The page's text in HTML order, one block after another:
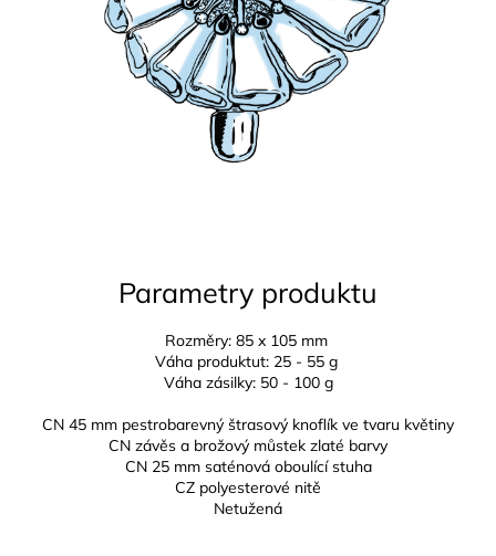
Parametry produktu
Rozměry: 85 x 105 mm
Váha produktut: 25 - 55 g
Váha zásilky: 50 - 100 g
CN 45 mm pestrobarevný štrasový knoflík ve tvaru květiny
CN závěs a brožový můstek zlaté barvy
CN 25 mm saténová oboulící stuha
CZ polyesterové nitě
Netužená